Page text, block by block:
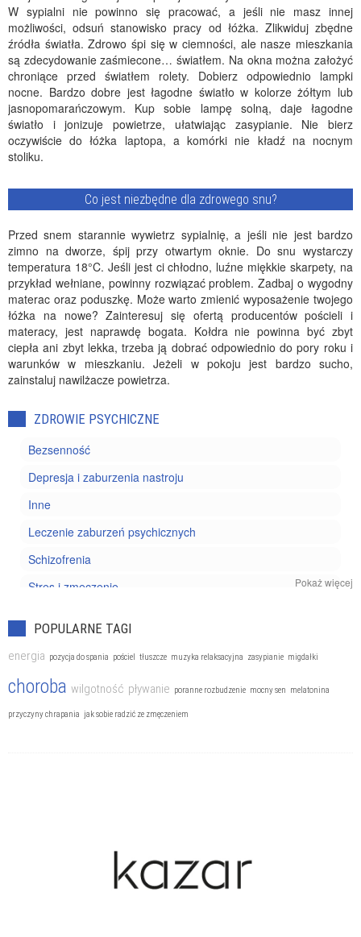
W sypialni nie powinno się pracować, a jeśli nie masz innej
możliwości, odsuń stanowisko pracy od łóżka. Zlikwiduj zbędne
źródła światła. Zdrowo śpi się w ciemności, ale nasze mieszkania
są zdecydowanie zaśmiecone… światłem. Na okna można założyć
chroniące przed światłem rolety. Dobierz odpowiednio lampki
nocne. Bardzo dobre jest łagodne światło w kolorze żółtym lub
jasnopomarańczowym. Kup sobie lampę solną, daje łagodne
światło i jonizuje powietrze, ułatwiając zasypianie. Nie bierz
oczywiście do łóżka laptopa, a komórki nie kładź na nocnym
stoliku.
Co jest niezbędne dla zdrowego snu?
Przed snem starannie wywietrz sypialnię, a jeśli nie jest bardzo
zimno na dworze, śpij przy otwartym oknie. Do snu wystarczy
temperatura 18°C. Jeśli jest ci chłodno, luźne miękkie skarpety, na
przykład wełniane, powinny rozwiązać problem. Zadbaj o wygodny
materac oraz poduszkę. Może warto zmienić wyposażenie twojego
łóżka na nowe? Zainteresuj się ofertą producentów pościeli i
materacy, jest naprawdę bogata. Kołdra nie powinna być zbyt
ciepła ani zbyt lekka, trzeba ją dobrać odpowiednio do pory roku i
warunków w mieszkaniu. Jeżeli w pokoju jest bardzo sucho,
zainstaluj nawilżacze powietrza.
ZDROWIE PSYCHICZNE
Bezsenność
Depresja i zaburzenia nastroju
Inne
Leczenie zaburzeń psychicznych
Schizofrenia
Stres i zmęczenie
Pokaż więcej
POPULARNE TAGI
energia pozycja do spania pościel tłuszcze muzyka relaksacyjna zasypianie migdałki
choroba wilgotność pływanie poranne rozbudzenie mocny sen melatonina
przyczyny chrapania jak sobie radzić ze zmęczeniem